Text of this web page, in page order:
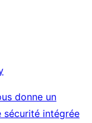
donne un
sécurité intégrée